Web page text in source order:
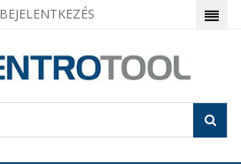
BEJELENTKEZÉS